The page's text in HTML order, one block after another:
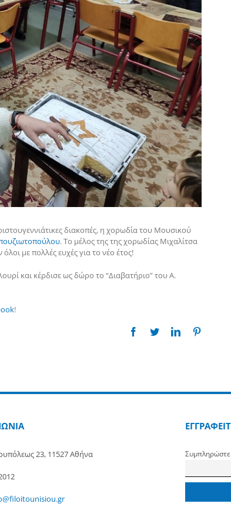
διακοπές, η χορωδία του Μουσικού
. Το μέλος της της χορωδίας Μιχαλίτσα
με πολλές ευχές για το νέο έτος!
και κέρδισε ως δώρο το “Διαβατήριο” του Α.
!
Facebook
TwitterLinkedin
23, 11527 Αθήνα